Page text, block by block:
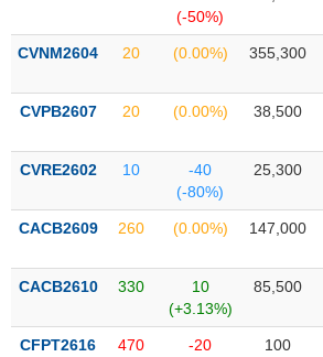
(-50%)
CVNM2604 20 (0.00%) 355,300
CVPB2607 20 (0.00%) 38,500
CVRE2602 10
-40
(-80%)
25,300
CACB2609 260 (0.00%) 147,000
CACB2610 330
10
(+3.13%)
85,500
CFPT2616 470
-20
100
KHỎE
TÀI
CÔNG
THÔNG